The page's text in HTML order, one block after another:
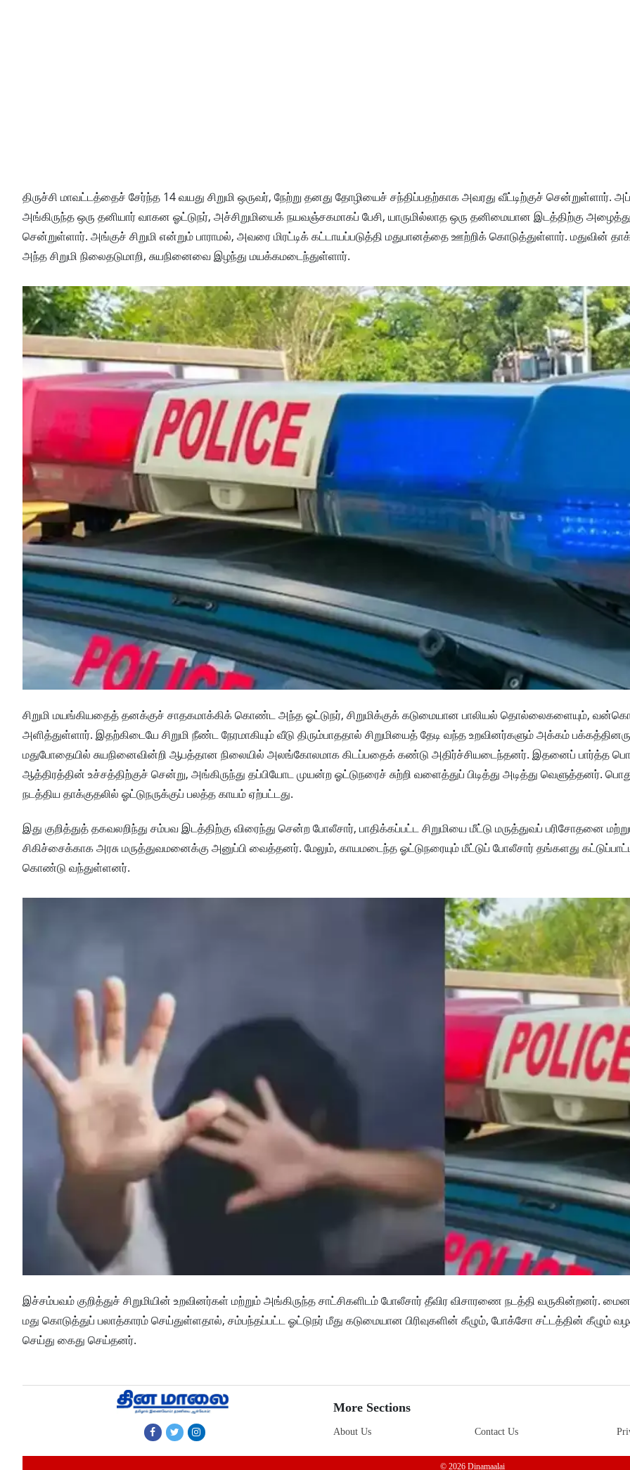
திருச்சி மாவட்டத்தைச் சேர்ந்த 14 வயது சிறுமி ஒருவர், நேற்று தனது தோழியைச் சந்திப்பதற்காக அவரது வீட்டிற்குச் சென்றுள்ளார்.
அங்கிருந்த ஒரு தனியார் வாகன ஓட்டுநர், அச்சிறுமியைக் நயவஞ்சகமாகப் பேசி, யாருமில்லாத ஒரு தனிமையான இடத்திற்கு
சென்றுள்ளார். அங்குச் சிறுமி என்றும் பாராமல், அவரை மிரட்டிக் கட்டாயப்படுத்தி மதுபானத்தை ஊற்றிக் கொடுத்துள்ளார். மதுவின்
அந்த சிறுமி நிலைதடுமாறி, சுயநினைவை இழந்து மயக்கமடைந்துள்ளார்.
சிறுமி மயங்கியதைத் தனக்குச் சாதகமாக்கிக் கொண்ட அந்த ஓட்டுநர், சிறுமிக்குக் கடுமையான பாலியல் தொல்லைகளையும்,
அளித்துள்ளார். இதற்கிடையே சிறுமி நீண்ட நேரமாகியும் வீடு திரும்பாததால் சிறுமியைத் தேடி வந்த உறவினர்களும் அக்கம்
மதுபோதையில் சுயநினைவின்றி ஆபத்தான நிலையில் அலங்கோலமாக கிடப்பதைக் கண்டு அதிர்ச்சியடைந்தனர். இதனைப் பார்த்த
ஆத்திரத்தின் உச்சத்திற்குச் சென்று, அங்கிருந்து தப்பியோட முயன்ற ஓட்டுநரைச் சுற்றி வளைத்துப் பிடித்து அடித்து வெளுத்தனர்.
நடத்திய தாக்குதலில் ஓட்டுநருக்குப் பலத்த காயம் ஏற்பட்டது.
இது குறித்துத் தகவலறிந்து சம்பவ இடத்திற்கு விரைந்து சென்ற போலீசார், பாதிக்கப்பட்ட சிறுமியை மீட்டு மருத்துவப் பரிசோதனை
சிகிச்சைக்காக அரசு மருத்துவமனைக்கு அனுப்பி வைத்தனர். மேலும், காயமடைந்த ஓட்டுநரையும் மீட்டுப் போலீசார் தங்களது
கொண்டு வந்துள்ளனர்.
இச்சம்பவம் குறித்துச் சிறுமியின் உறவினர்கள் மற்றும் அங்கிருந்த சாட்சிகளிடம் போலீசார் தீவிர விசாரணை நடத்தி வருகின்றனர். மைனர்
மது கொடுத்துப் பலாத்காரம் செய்துள்ளதால், சம்பந்தப்பட்ட ஓட்டுநர் மீது கடுமையான பிரிவுகளின் கீழும், போக்சோ சட்டத்தின் கீழும்
செய்து கைது செய்தனர்.
More Sections
About Us Contact Us
© 2026 Dinamaalai